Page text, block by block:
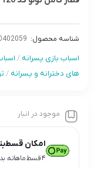
شناسه محصول:
اسباب بازی پسرانه /
های دخترانه و پسرانه /
موجود در انبار
امکان
۴ قسط ماهانه. بدون سود، چک و ضامن.